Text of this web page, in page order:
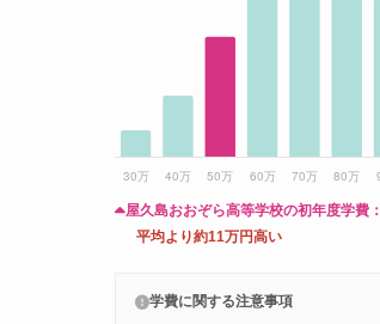
屋久島おおぞら高等学校の初年度学費：
平均より約11万円高い
学費に関する注意事項